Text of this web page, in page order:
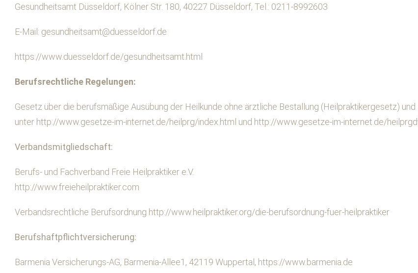
Gesundheitsamt Düsseldorf, Kölner Str. 180, 40227 Düsseldorf, Tel.: 0211-8992603
E-Mail: gesundheitsamt@duesseldorf.de
https://www.duesseldorf.de/gesundheitsamt.html
Berufsrechtliche Regelungen:
Gesetz über die berufsmäßige Ausübung der Heilkunde ohne ärztliche Bestallung (Heilpraktikergesetz)
unter http://www.gesetze-im-internet.de/heilprg/index.html und http://www.gesetze-im-internet.de/
Verbandsmitgliedschaft:
Berufs- und Fachverband Freie Heilpraktiker e.V.
http://www.freieheilpraktiker.com
Verbandsrechtliche Berufsordnung http://www.heilpraktiker.org/die-berufsordnung-fuer-heilpraktiker
Berufshaftpflichtversicherung:
Barmenia Versicherungs-AG, Barmenia-Allee1, 42119 Wuppertal, https://www.barmenia.de